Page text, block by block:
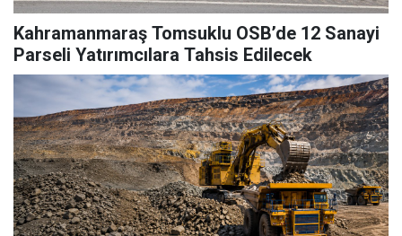
Kahramanmaraş Tomsuklu OSB’de 12 Sanayi
Parseli Yatırımcılara Tahsis Edilecek